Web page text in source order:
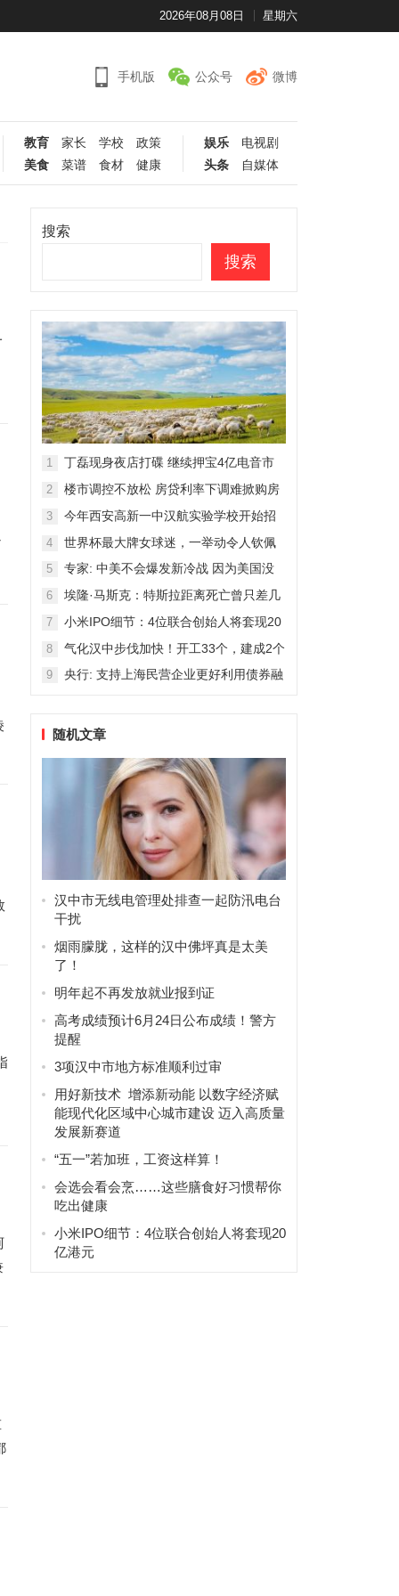
2026年08月08日 星期六
手机版 公众号 微博
教育 家长 学校
政策
美食
菜谱 食材 健康
娱乐
电视剧
头条
自媒体
搜索
搜索
1
丁磊现身夜店打碟 继续押宝4亿电音市
2
楼市调控不放松 房贷利率下调难掀购房
3
今年西安高新一中汉航实验学校开始招
4 世界杯最大牌女球迷，一举动令人钦佩
5
专家: 中美不会爆发新冷战 因为美国没
6
埃隆·马斯克：特斯拉距离死亡曾只差几
7
小米IPO细节：4位联合创始人将套现20
8 气化汉中步伐加快！开工33个，建成2个
9
央行: 支持上海民营企业更好利用债券融
随机文章
汉中市无线电管理处排查一起防汛电台
干扰
烟雨朦胧，这样的汉中佛坪真是太美
了！
明年起不再发放就业报到证
高考成绩预计6月24日公布成绩！警方
提醒
3项汉中市地方标准顺利过审
用好新技术 增添新动能 以数字经济赋
能现代化区域中心城市建设 迈入高质量
发展新赛道
“五一”若加班，工资这样算！
会选会看会烹……这些膳食好习惯帮你
吃出健康
小米IPO细节：4位联合创始人将套现20
亿港元